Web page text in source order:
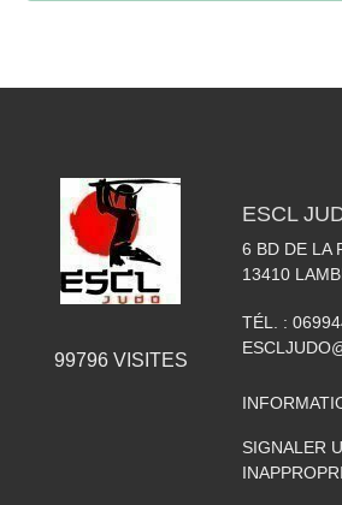
99796VISITES
ESCL
6 BD DE LA
13410
TÉL. :
SIGNALER